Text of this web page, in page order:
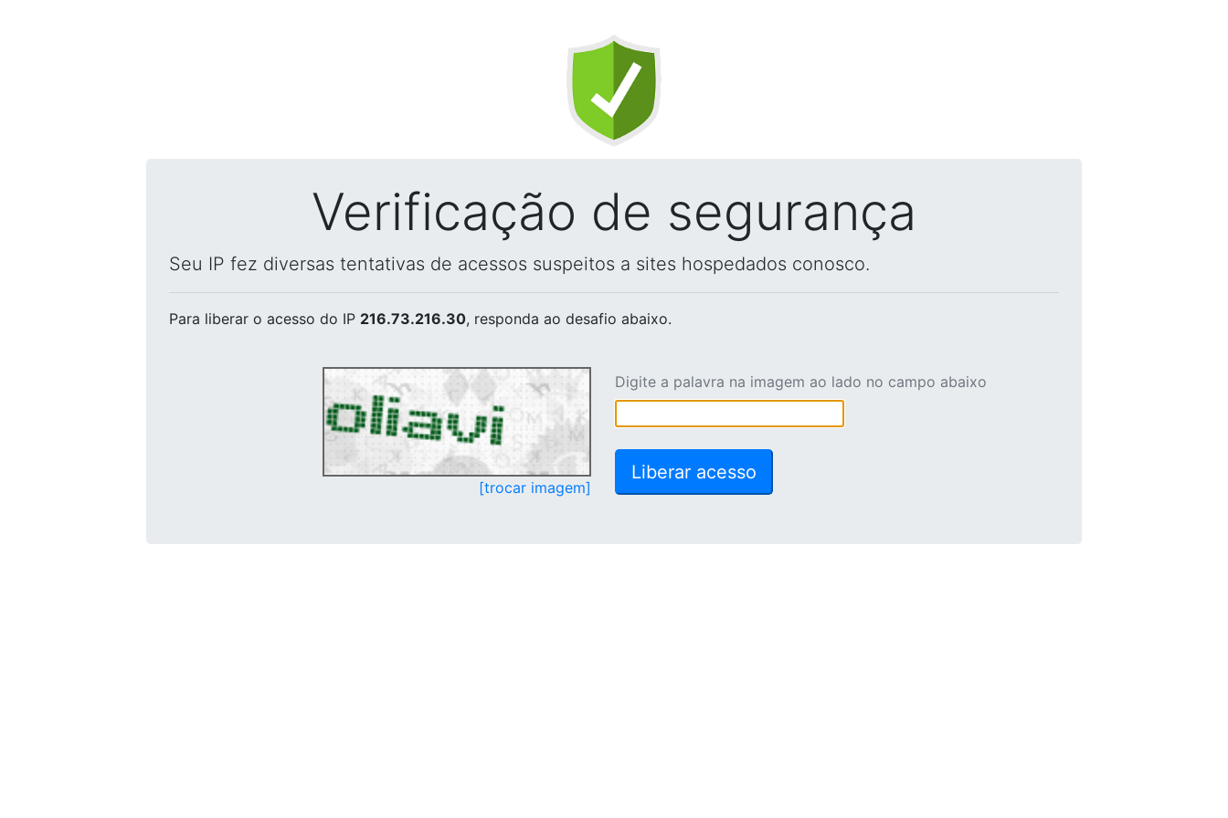
Verificação de segurança
Seu IP fez diversas tentativas de acessos suspeitos a sites hospedados conosco.
Para liberar o acesso do IP 216.73.216.30, responda ao desafio abaixo.
[trocar imagem]
Digite a palavra na imagem ao lado no campo abaixo